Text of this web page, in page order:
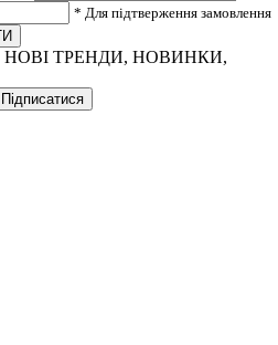
* Для підтверження замовлення
ТРЕНДИ, НОВИНКИ,